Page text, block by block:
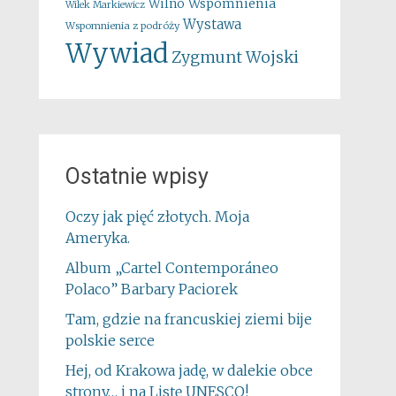
Wilek Markiewicz Wilno Wspomnienia
Wspomnienia z podróży Wystawa
WywiadZygmunt Wojski
Ostatnie wpisy
Oczy jak pięć złotych. Moja
Ameryka.
Album „Cartel Contemporáneo
Polaco” Barbary Paciorek
Tam, gdzie na francuskiej ziemi bije
polskie serce
Hej, od Krakowa jadę, w dalekie obce
strony… i na Listę UNESCO!